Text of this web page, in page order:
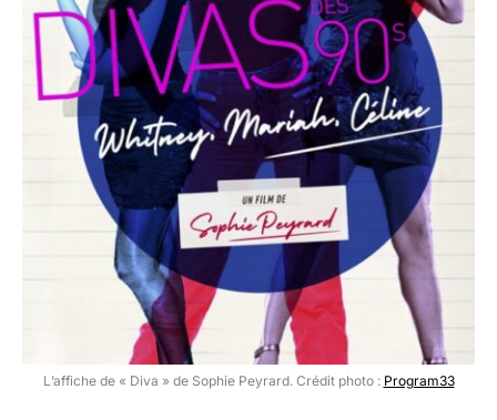
L’affiche de « Diva » de Sophie Peyrard. Crédit photo : Program33